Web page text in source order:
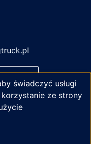
świadczyć usługi
ze strony